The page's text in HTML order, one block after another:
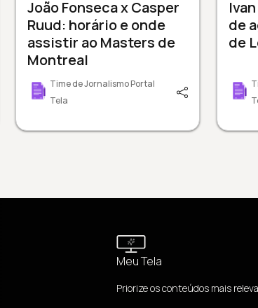
João Fonseca x Casper
Ruud: horário e onde
assistir ao Masters de
Montreal
Time de Jornalismo Portal
Tela
de
de
Meu Tela
Priorize os conteúdos mais